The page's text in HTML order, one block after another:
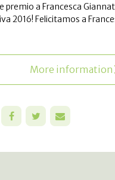
premio a Francesca
2016! Felicitamos a
More information